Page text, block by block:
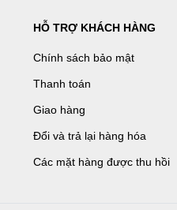
HỖ TRỢ KHÁCH HÀNG
Chính sách bảo mật
Thanh toán
Giao hàng
Đổi và trả lại hàng hóa
Các mặt hàng được thu hồi